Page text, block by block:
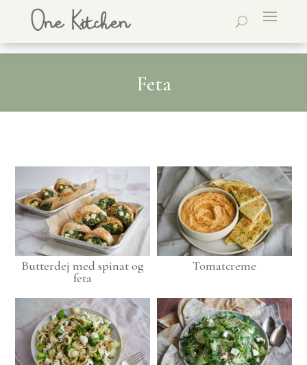
Feta
Butterdej med spinat og
feta
Tomatcreme